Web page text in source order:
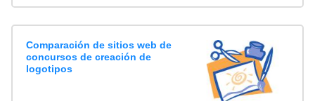
Comparación de sitios web de
concursos de creación de
logotipos